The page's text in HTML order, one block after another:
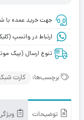
جهت خرید عمده با شماره 09153344724
ارتباط در واتسپ
تنوع ارسال (پیک
برچسب‌ها: کارت
توضیحات